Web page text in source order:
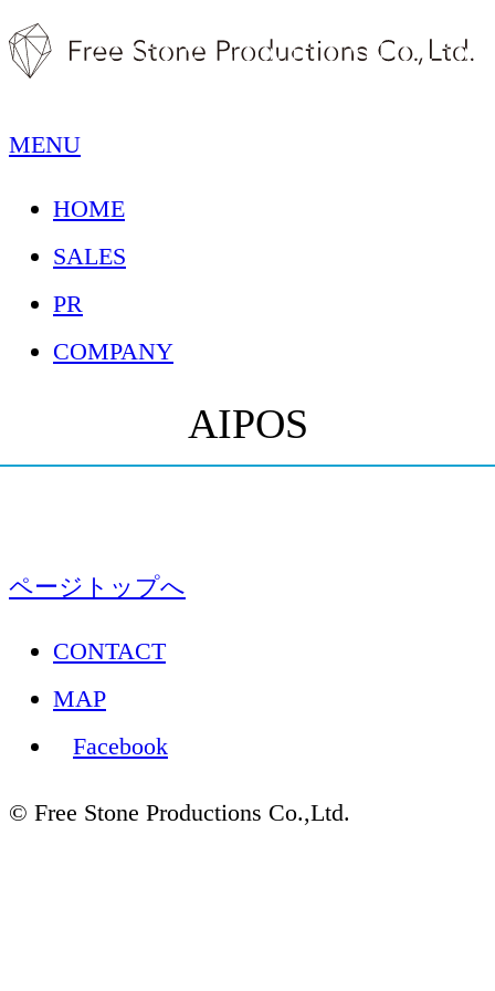
MENU
HOME
SALES
PR
COMPANY
AIPOS
ページトップへ
CONTACT
MAP
Facebook
© Free Stone Productions Co.,Ltd.